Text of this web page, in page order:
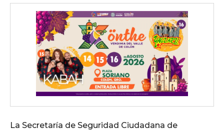
La Secretaría de Seguridad Ciudadana de